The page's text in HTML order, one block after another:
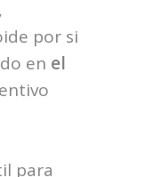
por si
en el
para